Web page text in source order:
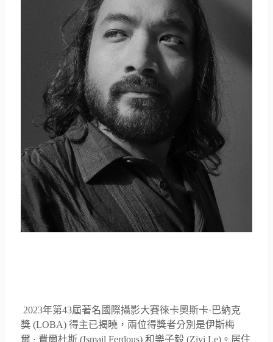
2023年第43屆著名國際攝影大賽徠卡奧斯卡· 巴納克
獎(LOBA) 得主已揭曉，兩位得獎者分別是伊斯梅
爾· 費爾杜斯(Ismail Ferdous) 和樂子毅(Ziyi Le)。居住